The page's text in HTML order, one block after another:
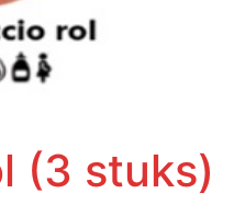
(3 stuks)